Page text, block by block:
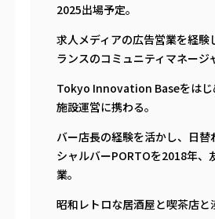
2025出場予定。
求人メディアの広告営業を経験
ランスのコミュニティマネージ
Tokyo Innovation Baseをはじ
施設運営に携わる。
バー店長の経験を活かし、日替
シャルバーPORTOを2018年、
業。
昭和レトロな居酒屋と喫茶店と